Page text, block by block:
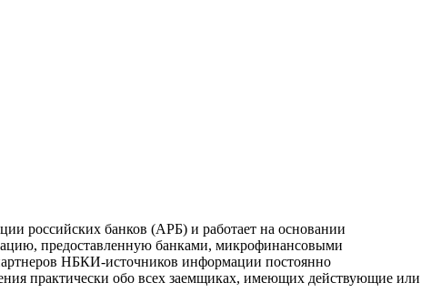
российских банков (АРБ) и работает на основании
предоставленную банками, микрофинансовыми
НБКИ-источников информации постоянно
практически обо всех заемщиках, имеющих действующие или